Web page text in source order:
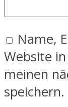
Name,
Website
meinen
speichern.